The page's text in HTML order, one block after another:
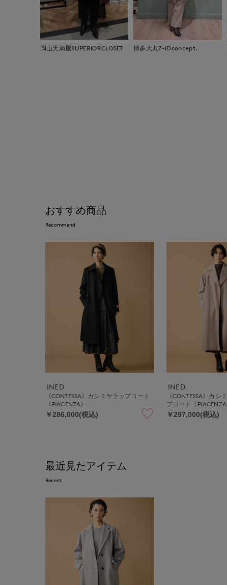
岡山天満屋SUPERIORCLOSET 博多大丸7-IDconcept.
おすすめ商品
Recommend
INED
《CONTESSA》カシミヤラップコート
《PIACENZA》
￥286,000(税込)
INED
《CONTESSA》カシ
プコート《PIACENZA
￥297,000(税込)
最近見たアイテム
Recent